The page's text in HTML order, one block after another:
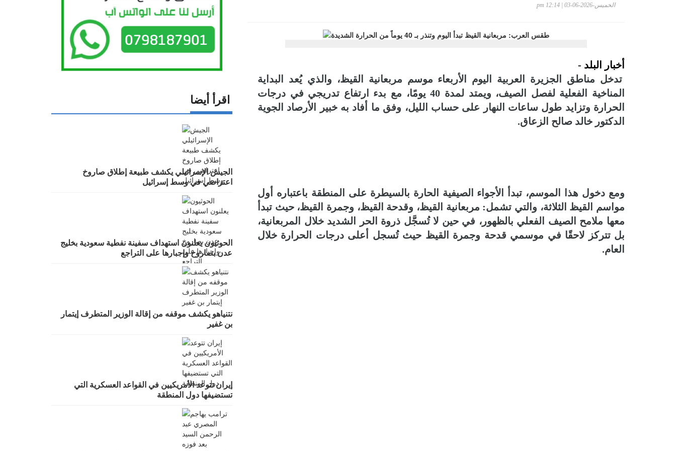
الخميس-2026-06-03 | 12:14 pm
أخبار البلد -
تدخل مناطق الجزيرة العربية اليوم الأربعاء موسم مربعانية القيظ، والذي يُعد البداية
المناخية الفعلية لفصل الصيف، ويمتد لمدة 40 يومًا، مع بدء ارتفاع تدريجي في درجات
الحرارة وتزايد طول ساعات النهار على حساب الليل، وفق ما أفاد به خبير الأرصاد الجوية
الدكتور خالد صالح الزعاق.
ومع دخول هذا الموسم، تبدأ الأجواء الصيفية الحارة بالسيطرة على المنطقة باعتباره أول
مواسم القيظ الثلاثة، والتي تشمل: مربعانية القيظ، وقدحة القيظ، وجمرة القيظ، حيث تبدأ
معها ملامح الصيف الفعلي بالظهور، في حين لا تُسجَّل ذروة الحر الشديد خلال المربعانية،
بل تتركز لاحقًا في موسمي قدحة وجمرة القيظ حيث تُسجل أعلى درجات الحرارة خلال
العام.
اقرأ أيضا
الجيش الإسرائيلي يكشف طبيعة إطلاق صاروخ
اعتراضي في وسط إسرائيل
الحوثيون يعلنون استهداف سفينة نفطية سعودية بخليج
عدن بصاروخ وإجبارها على التراجع
نتنياهو يكشف موقفه من إقالة الوزير المتطرف إيتمار
بن غفير
إيران تتوعد الأمريكيين في القواعد العسكرية التي
تستضيفها دول المنطقة